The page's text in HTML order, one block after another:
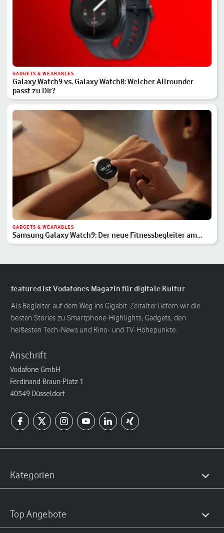
GADGETS & WEARABLES
Galaxy Watch9 vs. Galaxy Watch8: Welcher Allrounder
passt zu Dir?
GADGETS & WEARABLES
Samsung Galaxy Watch9: Der neue Fitnessbegleiter am
Handgelenk
featured ist Vodafones Magazin für digitale Kultur
Als Begleiter auf dem Weg ins Gigabit-Zeitalter liefern wir die
besten Stories zu Smartphone-Highlights, Gadgets, den
heißesten Tech-News und Kino- und TV-Höhepunkte.
Anschrift
Vodafone GmbH
Ferdinand-Braun-Platz 1
40549 Düsseldorf
Kategorien
Top Angebote